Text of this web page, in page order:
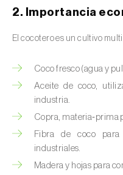
Ambientes
valas, canais,
de tratamento de
Anacardo (
Apio (Apium
Arándano (
Áreas no cultivadas
Aromáticas,
2. Importancia
El cocotero es un cultivo
Coco fresco (agua y
Aceite de coco,
industria.
Copra, materia‑prima
Fibra de coco para
industriales.
Madera y hojas para